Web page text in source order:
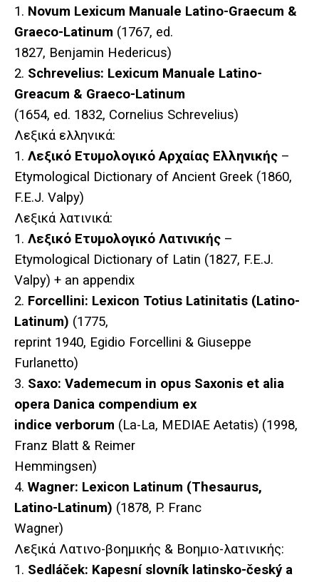
1. Novum Lexicum Manuale Latino-Graecum &
Graeco-Latinum (1767, ed.
1827, Benjamin Hedericus)
2. Schrevelius: Lexicum Manuale Latino-
Greacum & Graeco-Latinum
(1654, ed. 1832, Cornelius Schrevelius)
Λεξικά ελληνικά:
1. Λεξικό Ετυμολογικό Αρχαίας Ελληνικής –
Etymological Dictionary of Ancient Greek (1860,
F.E.J. Valpy)
Λεξικά λατινικά:
1. Λεξικό Ετυμολογικό Λατινικής –
Etymological Dictionary of Latin (1827, F.E.J.
Valpy) + an appendix
2. Forcellini: Lexicon Totius Latinitatis (Latino-
Latinum) (1775,
reprint 1940, Egidio Forcellini & Giuseppe
Furlanetto)
3. Saxo: Vademecum in opus Saxonis et alia
opera Danica compendium ex
indice verborum (La-La, MEDIAE Aetatis) (1998,
Franz Blatt & Reimer
Hemmingsen)
4. Wagner: Lexicon Latinum (Thesaurus,
Latino-Latinum) (1878, P. Franc
Wagner)
Λεξικά Λατινο-βοημικής & Βοημιο-λατινικής:
1. Sedl áček: Kapesní slovník latinsko-český a